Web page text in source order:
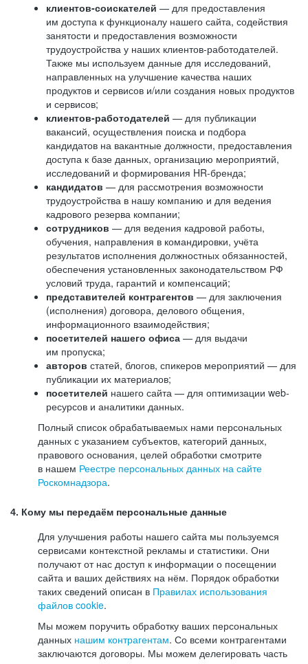
клиентов-соискателей — для предоставления
им доступа к функционалу нашего сайта, содействия
занятости и предоставления возможности
трудоустройства у наших клиентов-работодателей.
Также мы используем данные для исследований,
направленных на улучшение качества наших
продуктов и сервисов и/или создания новых продуктов
и сервисов;
клиентов-работодателей — для публикации
вакансий, осуществления поиска и подбора
кандидатов на вакантные должности, предоставления
доступа к базе данных, организацию мероприятий,
исследований и формирования HR-бренда;
кандидатов — для рассмотрения возможности
трудоустройства в нашу компанию и для ведения
кадрового резерва компании;
сотрудников — для ведения кадровой работы,
обучения, направления в командировки, учёта
результатов исполнения должностных обязанностей,
обеспечения установленных законодательством РФ
условий труда, гарантий и компенсаций;
представителей контрагентов — для заключения
(исполнения) договора, делового общения,
информационного взаимодействия;
посетителей нашего офиса — для выдачи
им пропуска;
авторов статей, блогов, спикеров мероприятий — для
публикации их материалов;
посетителей нашего сайта — для оптимизации web-
ресурсов и аналитики данных.
Полный список обрабатываемых нами персональных
данных с указанием субъектов, категорий данных,
правового основания, целей обработки смотрите
в нашем Реестре персональных данных на сайте
Роскомнадзора.
4. Кому мы передаём персональные данные
Для улучшения работы нашего сайта мы пользуемся
сервисами контекстной рекламы и статистики. Они
получают от нас доступ к информации о посещении
сайта и ваших действиях на нём. Порядок обработки
таких сведений описан в Правилах использования
файлов cookie.
Мы можем поручить обработку ваших персональных
данных нашим контрагентам. Со всеми контрагентами
заключаются договоры. Мы можем делегировать часть